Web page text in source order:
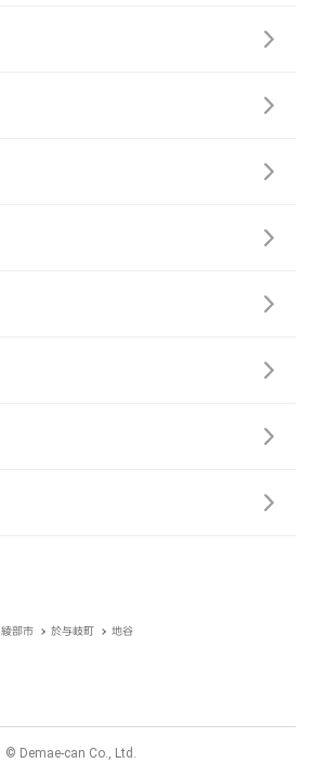
綾部市 於与岐町 地谷
© Demae-can Co., Ltd.